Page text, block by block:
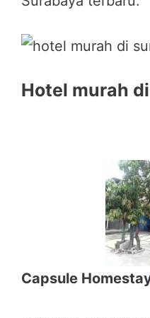
Hotel murah
Capsule